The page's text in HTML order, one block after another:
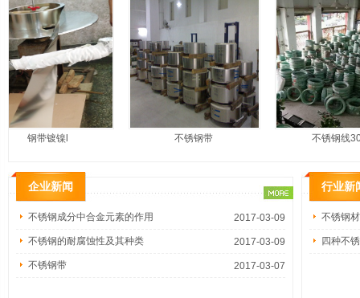
钢带镀镍l 不锈钢带 不锈钢线304
企业新闻
不锈钢成分中合金元素的作用 2017-03-09
不锈钢的耐腐蚀性及其种类 2017-03-09
不锈钢带 2017-03-07
行业新
不锈钢
四种不